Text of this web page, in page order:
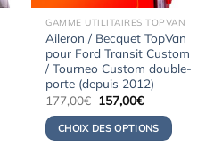
GAMME UTILITAIRES TOPVAN
Aileron / Becquet TopVan
pour Ford Transit Custom
/ Tourneo Custom double-
porte (depuis 2012)
177,00€ Le
prix
initial
était :
177,00€.
157,00€Le
actuel
est :
157,00€.
CHOIX DES OPTIONS